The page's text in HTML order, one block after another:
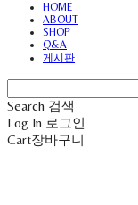
HOME
ABOUT
SHOP
Q&A
게시판
Search 검색
Log In 로그인
Cart장바구니